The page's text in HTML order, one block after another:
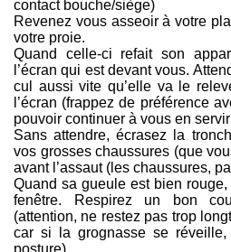
contact bouche/siège)
Revenez vous asseoir à votre
votre proie.
Quand celle-ci refait son
l’écran qui est devant vous.
cul aussi vite qu’elle va le
l’écran (frappez de préférence
pouvoir continuer à vous en
Sans attendre, écrasez la
vos grosses chaussures (que
avant l’assaut (les chaussures,
Quand sa gueule est bien
fenêtre. Respirez un bon
(attention, ne restez pas trop
car si la grognasse se
posture).